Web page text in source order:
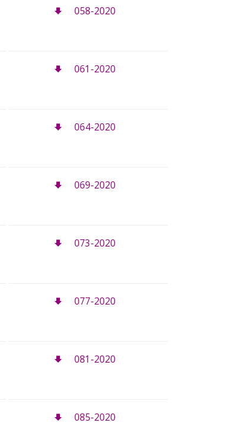
058-2020
061-2020
064-2020
069-2020
073-2020
077-2020
081-2020
085-2020